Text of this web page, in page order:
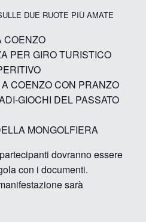
DUE RUOTE PIÙ AMATE
COENZO
PER GIRO TURISTICO
COENZO CON PRANZO
GIOCHI DEL PASSATO
MONGOLFIERA
dovranno essere
con i documenti.
sarà